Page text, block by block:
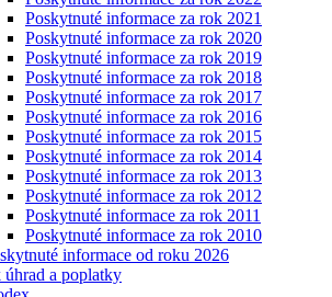
Poskytnuté informace za rok 2021
Poskytnuté informace za rok 2020
Poskytnuté informace za rok 2019
Poskytnuté informace za rok 2018
Poskytnuté informace za rok 2017
Poskytnuté informace za rok 2016
Poskytnuté informace za rok 2015
Poskytnuté informace za rok 2014
Poskytnuté informace za rok 2013
Poskytnuté informace za rok 2012
Poskytnuté informace za rok 2011
Poskytnuté informace za rok 2010
informace od roku 2026
úhrad a poplatky